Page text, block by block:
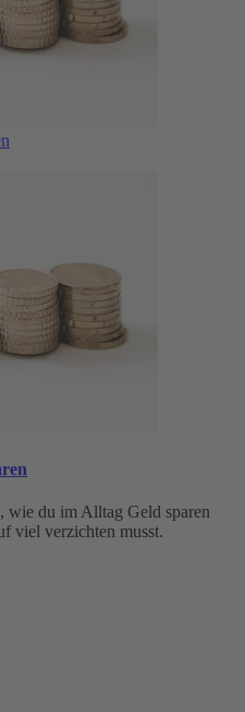
wie du im Alltag Geld sparen
viel verzichten musst.